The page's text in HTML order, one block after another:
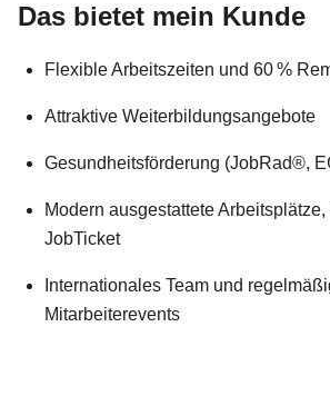
Das bietet mein Kunde
Flexible Arbeitszeiten und 60 %
Attraktive Weiterbildungsangebote
Gesundheitsförderung (JobRad®,
Modern ausgestattete
JobTicket
Internationales Team und
Mitarbeiterevents